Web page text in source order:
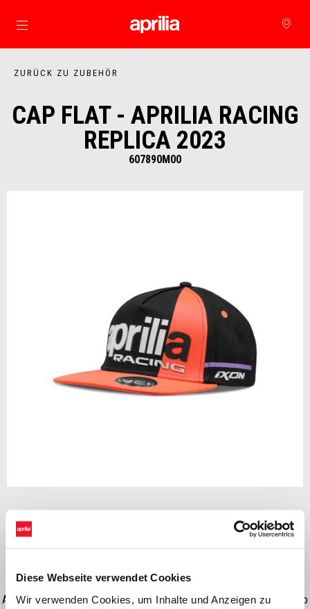
Diese Webseite verwendet Cookies
Wir verwenden Cookies, um Inhalte und Anzeigen zu
Skip to content
ZURÜCK ZU ZUBEHÖR
CAP FLAT - APRILIA RACING
REPLICA 2023
607890M00
2
Adjustable cap in 100% cotton fabric with flat visor and 3D rubber logo